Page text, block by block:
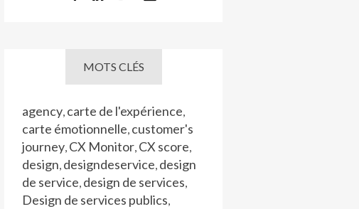
MOTS CLÉS
agency, carte de l'expérience,
carte émotionnelle, customer's
journey, CX Monitor, CX score,
design, designdeservice, design
de service, design de services,
Design de services publics,